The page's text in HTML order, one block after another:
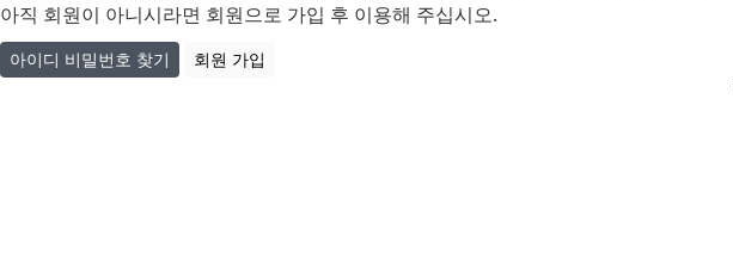
아직 회원이 아니시라면 회원으로 가입 후 이용해 주십시오.
아이디 비밀번호 찾기
회원 가입